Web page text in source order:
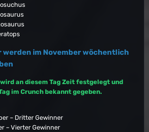
werden im November wöchentlich
an diesem Tag Zeit festgelegt und
im Crunch bekannt gegeben.
– Dritter Gewinner
– Vierter Gewinner